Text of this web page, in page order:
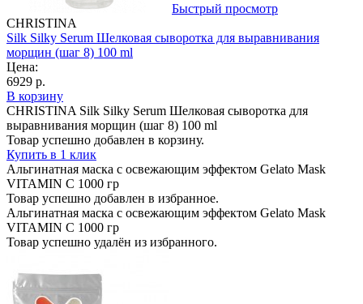
Быстрый просмотр
CHRISTINA
Silk Silky Serum Шелковая сыворотка для выравнивания
морщин (шаг 8) 100 ml
Цена:
6929 р.
В корзину
CHRISTINA Silk Silky Serum Шелковая сыворотка для
выравнивания морщин (шаг 8) 100 ml
Товар успешно добавлен в корзину.
Купить в 1 клик
Альгинатная маска с освежающим эффектом Gelato Mask
VITAMIN C 1000 гр
Товар успешно добавлен в избранное.
Альгинатная маска с освежающим эффектом Gelato Mask
VITAMIN C 1000 гр
Товар успешно удалён из избранного.